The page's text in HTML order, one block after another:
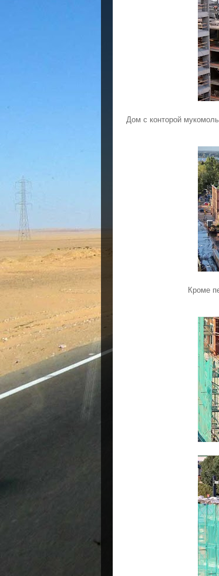
Дом с конторой
Кроме